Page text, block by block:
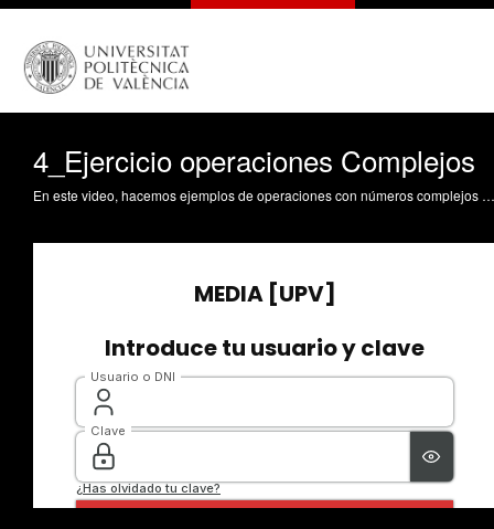
4_Ejercicio operaciones Complejos
En este video, hacemos ejemplos de operaciones con números complejos en forma binómica.